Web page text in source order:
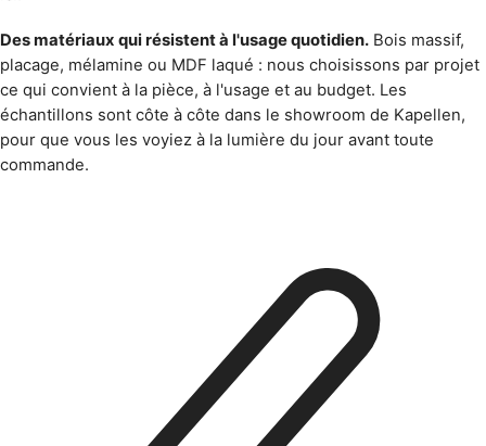
Façades en laque (2050 NCS), chêne